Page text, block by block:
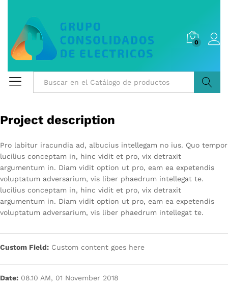
0
Project description
Pro labitur iracundia ad, albucius intellegam no ius. Quo tempor
lucilius conceptam in, hinc vidit et pro, vix detraxit
argumentum in. Diam vidit option ut pro, eam ea expetendis
voluptatum adversarium, vis liber phaedrum intellegat te.
lucilius conceptam in, hinc vidit et pro, vix detraxit
argumentum in. Diam vidit option ut pro, eam ea expetendis
voluptatum adversarium, vis liber phaedrum intellegat te.
Custom Field: Custom content goes here
Date: 08.10 AM, 01 November 2018